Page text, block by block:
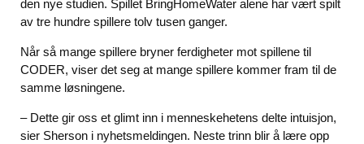
den nye studien. Spillet BringHomeWater alene har vært spilt
av tre hundre spillere tolv tusen ganger.
Når så mange spillere bryner ferdigheter mot spillene til
CODER, viser det seg at mange spillere kommer fram til de
samme løsningene.
– Dette gir oss et glimt inn i menneskehetens delte intuisjon,
sier Sherson i nyhetsmeldingen. Neste trinn blir å lære opp